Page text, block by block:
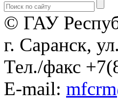
© ГАУ
г. Саранск,
Тел./факс
E-mail: